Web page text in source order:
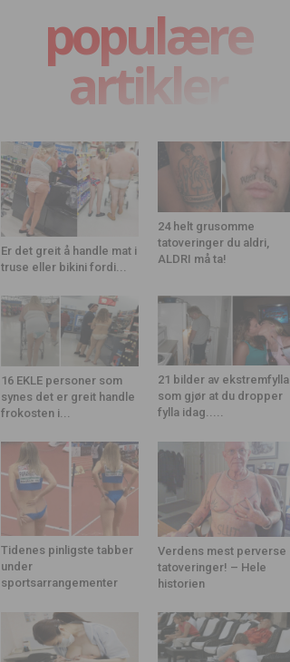
populære
artikler
Er det greit å handle mat i
truse eller bikini fordi...
24 helt grusomme
tatoveringer du aldri,
ALDRI må ta!
16 EKLE personer som
synes det er greit handle
frokosten i...
21 bilder av ekstremfylla
som gjør at du dropper
fylla idag.....
Tidenes pinligste tabber
under
sportsarrangementer
Verdens mest perverse
tatoveringer! – Hele
historien